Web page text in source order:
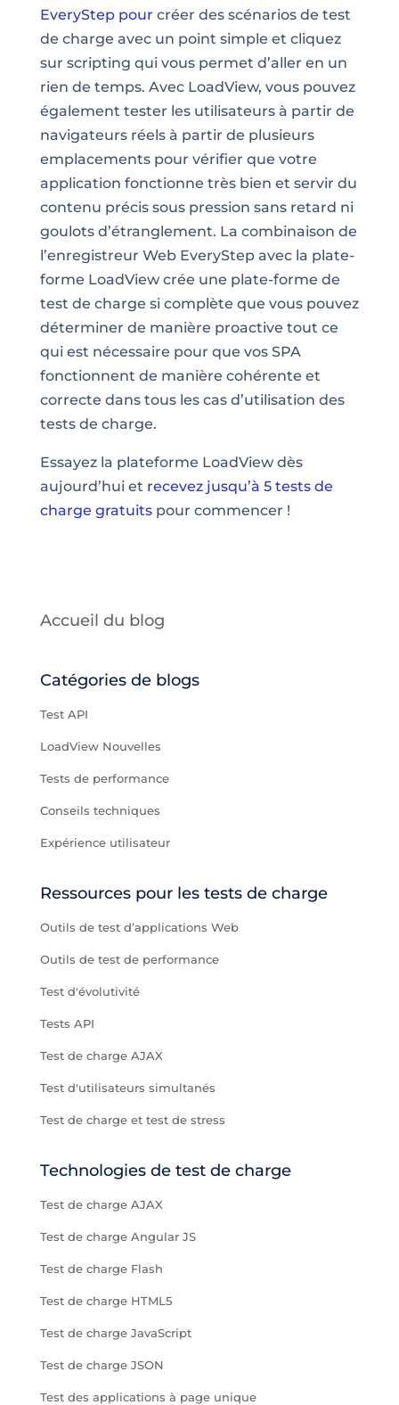
EveryStep pour créer des scénarios de test
de charge avec un point simple et cliquez
sur scripting qui vous permet d’aller en un
rien de temps. Avec LoadView, vous pouvez
également tester les utilisateurs à partir de
navigateurs réels à partir de plusieurs
emplacements pour vérifier que votre
application fonctionne très bien et servir du
contenu précis sous pression sans retard ni
goulots d’étranglement. La combinaison de
l’enregistreur Web EveryStep avec la plate-
forme LoadView crée une plate-forme de
test de charge si complète que vous pouvez
déterminer de manière proactive tout ce
qui est nécessaire pour que vos SPA
fonctionnent de manière cohérente et
correcte dans tous les cas d’utilisation des
tests de charge.
Essayez la plateforme LoadView dès
aujourd’hui et recevez jusqu’à 5 tests de
charge gratuitspour commencer !
Accueil du blog
Catégories de blogs
Test API
LoadView Nouvelles
Tests de performance
Conseils techniques
Expérience utilisateur
Ressources pour les tests de charge
Outils de test d’applications Web
Outils de test de performance
Test d'évolutivité
Tests API
Test de charge AJAX
Test d'utilisateurs simultanés
Test de charge et test de stress
Technologies de test de charge
Test de charge AJAX
Test de charge Angular JS
Test de charge Flash
Test de charge HTML5
Test de charge JavaScript
Test de charge JSON
Test des applications à page unique